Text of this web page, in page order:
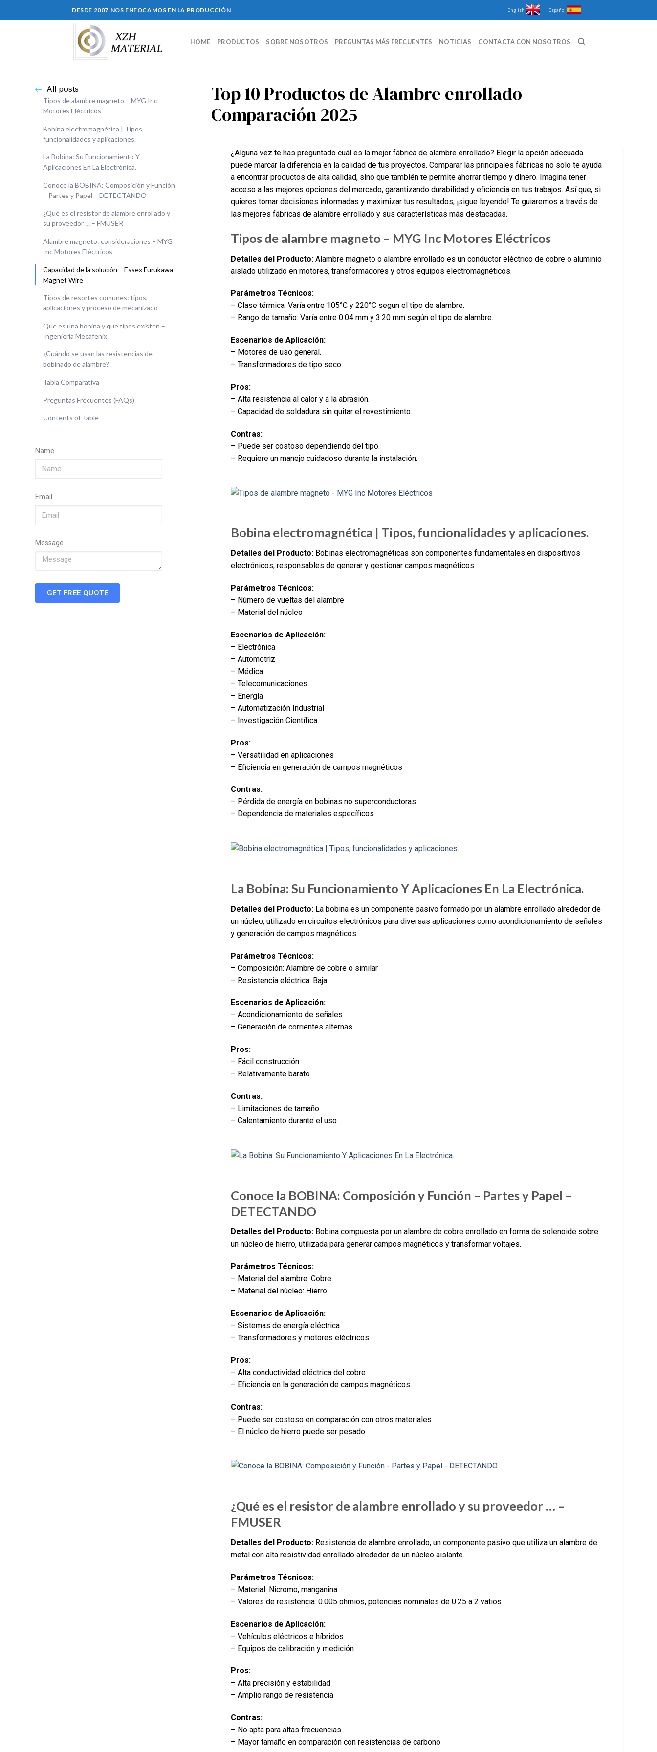
DESDE 2007,NOS ENFOCAMOS EN LA PRODUCCIÓN English Español
HOME PRODUCTOS SOBRE NOSOTROS PREGUNTAS MÁS FRECUENTES NOTICIAS CONTACTA CON NOSOTROS
All posts
Tipos de alambre magneto – MYG Inc
Motores Eléctricos
Bobina electromagnética | Tipos,
funcionalidades y aplicaciones.
La Bobina: Su Funcionamiento Y
Aplicaciones En La Electrónica.
Conoce la BOBINA: Composición y Función
– Partes y Papel – DETECTANDO
¿Qué es el resistor de alambre enrollado y
su proveedor … – FMUSER
Alambre magneto: consideraciones – MYG
Inc Motores Eléctricos
Capacidad de la solución – Essex Furukawa
Magnet Wire
Tipos de resortes comunes: tipos,
aplicaciones y proceso de mecanizado
Que es una bobina y que tipos existen –
Ingeniería Mecafenix
¿Cuándo se usan las resistencias de
bobinado de alambre?
Tabla Comparativa
Preguntas Frecuentes (FAQs)
Contents of Table
Name
Email
Message
GET FREE QUOTE
Top 10 Productos de Alambre enrollado
Comparación 2025
¿Alguna vez te has preguntado cuál es la mejor fábrica de alambre enrollado? Elegir la opción adecuada
puede marcar la diferencia en la calidad de tus proyectos. Comparar las principales fábricas no solo te ayuda
a encontrar productos de alta calidad, sino que también te permite ahorrar tiempo y dinero. Imagina tener
acceso a las mejores opciones del mercado, garantizando durabilidad y eficiencia en tus trabajos. Así que, si
quieres tomar decisiones informadas y maximizar tus resultados, ¡sigue leyendo! Te guiaremos a través de
las mejores fábricas de alambre enrollado y sus características más destacadas.
Tipos de alambre magneto – MYG Inc Motores Eléctricos
Detalles del Producto: Alambre magneto o alambre enrollado es un conductor eléctrico de cobre o aluminio
aislado utilizado en motores, transformadores y otros equipos electromagnéticos.
Parámetros Técnicos:
– Clase térmica: Varía entre 105°C y 220°C según el tipo de alambre.
– Rango de tamaño: Varía entre 0.04 mm y 3.20 mm según el tipo de alambre.
Escenarios de Aplicación:
– Motores de uso general.
– Transformadores de tipo seco.
Pros:
– Alta resistencia al calor y a la abrasión.
– Capacidad de soldadura sin quitar el revestimiento.
Contras:
– Puede ser costoso dependiendo del tipo.
– Requiere un manejo cuidadoso durante la instalación.
Bobina electromagnética | Tipos, funcionalidades y aplicaciones.
Detalles del Producto: Bobinas electromagnéticas son componentes fundamentales en dispositivos
electrónicos, responsables de generar y gestionar campos magnéticos.
Parámetros Técnicos:
– Número de vueltas del alambre
– Material del núcleo
Escenarios de Aplicación:
– Electrónica
– Automotriz
– Médica
– Telecomunicaciones
– Energía
– Automatización Industrial
– Investigación Científica
Pros:
– Versatilidad en aplicaciones
– Eficiencia en generación de campos magnéticos
Contras:
– Pérdida de energía en bobinas no superconductoras
– Dependencia de materiales específicos
La Bobina: Su Funcionamiento Y Aplicaciones En La Electrónica.
Detalles del Producto: La bobina es un componente pasivo formado por un alambre enrollado alrededor de
un núcleo, utilizado en circuitos electrónicos para diversas aplicaciones como acondicionamiento de señales
y generación de campos magnéticos.
Parámetros Técnicos:
– Composición: Alambre de cobre o similar
– Resistencia eléctrica: Baja
Escenarios de Aplicación:
– Acondicionamiento de señales
– Generación de corrientes alternas
Pros:
– Fácil construcción
– Relativamente barato
Contras:
– Limitaciones de tamaño
– Calentamiento durante el uso
Conoce la BOBINA: Composición y Función – Partes y Papel –
DETECTANDO
Detalles del Producto: Bobina compuesta por un alambre de cobre enrollado en forma de solenoide sobre
un núcleo de hierro, utilizada para generar campos magnéticos y transformar voltajes.
Parámetros Técnicos:
– Material del alambre: Cobre
– Material del núcleo: Hierro
Escenarios de Aplicación:
– Sistemas de energía eléctrica
– Transformadores y motores eléctricos
Pros:
– Alta conductividad eléctrica del cobre
– Eficiencia en la generación de campos magnéticos
Contras:
– Puede ser costoso en comparación con otros materiales
– El núcleo de hierro puede ser pesado
¿Qué es el resistor de alambre enrollado y su proveedor … –
FMUSER
Detalles del Producto: Resistencia de alambre enrollado, un componente pasivo que utiliza un alambre de
metal con alta resistividad enrollado alrededor de un núcleo aislante.
Parámetros Técnicos:
– Material: Nicromo, manganina
– Valores de resistencia: 0.005 ohmios, potencias nominales de 0.25 a 2 vatios
Escenarios de Aplicación:
– Vehículos eléctricos e híbridos
– Equipos de calibración y medición
Pros:
– Alta precisión y estabilidad
– Amplio rango de resistencia
Contras:
– No apta para altas frecuencias
– Mayor tamaño en comparación con resistencias de carbono